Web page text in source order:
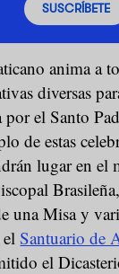
SUSCRÍBETE
anima a
diversas
el Santo
de estas
lugar en el
una Misa y
elSantuario de
el